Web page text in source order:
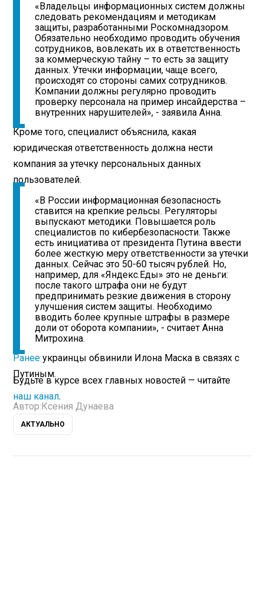
«Владельцы информационных систем должны
следовать рекомендациям и методикам
защиты, разработанными Роскомнадзором.
Обязательно необходимо проводить обучения
сотрудников, вовлекать их в ответственность
за коммерческую тайну – то есть за защиту
данных. Утечки информации, чаще всего,
происходят со стороны самих сотрудников.
Компании должны регулярно проводить
проверку персонала на пример инсайдерства –
внутренних нарушителей», - заявила Анна.
Кроме того, специалист объяснила, какая
юридическая ответственность должна нести
компания за утечку персональных данных
пользователей.
«В России информационная безопасность
ставится на крепкие рельсы. Регуляторы
выпускают методики. Повышается роль
специалистов по кибербезопасности. Также
есть инициатива от президента Путина ввести
более жесткую меру ответственности за утечки
данных. Сейчас это 50-60 тысяч рублей. Но,
например, для «Яндекс.Еды» это не деньги:
после такого штрафа они не будут
предпринимать резкие движения в сторону
улучшения систем защиты. Необходимо
вводить более крупные штрафы в размере
доли от оборота компании», - считает Анна
Митрохина.
Ранее украинцы обвинили Илона Маска в связях с
Путиным.
Будьте в курсе всех главных новостей — читайте
наш канал.
Автор:Ксения Дунаева
АКТУАЛЬНО